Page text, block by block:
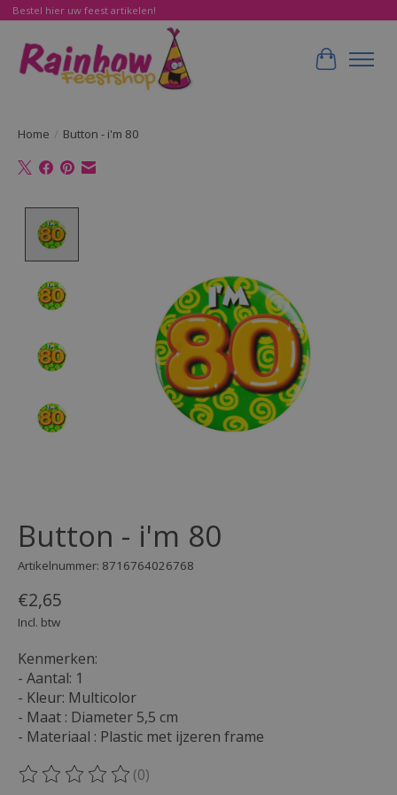
Bestel hier uw feest artikelen!
Home / Button - i'm 80
Button - i'm 80
Artikelnummer: 8716764026768
€2,65
Incl. btw
Kenmerken:
- Aantal: 1
- Kleur: Multicolor
- Maat : Diameter 5,5 cm
- Materiaal : Plastic met ijzeren frame
De beoordeling van dit product is
(0)